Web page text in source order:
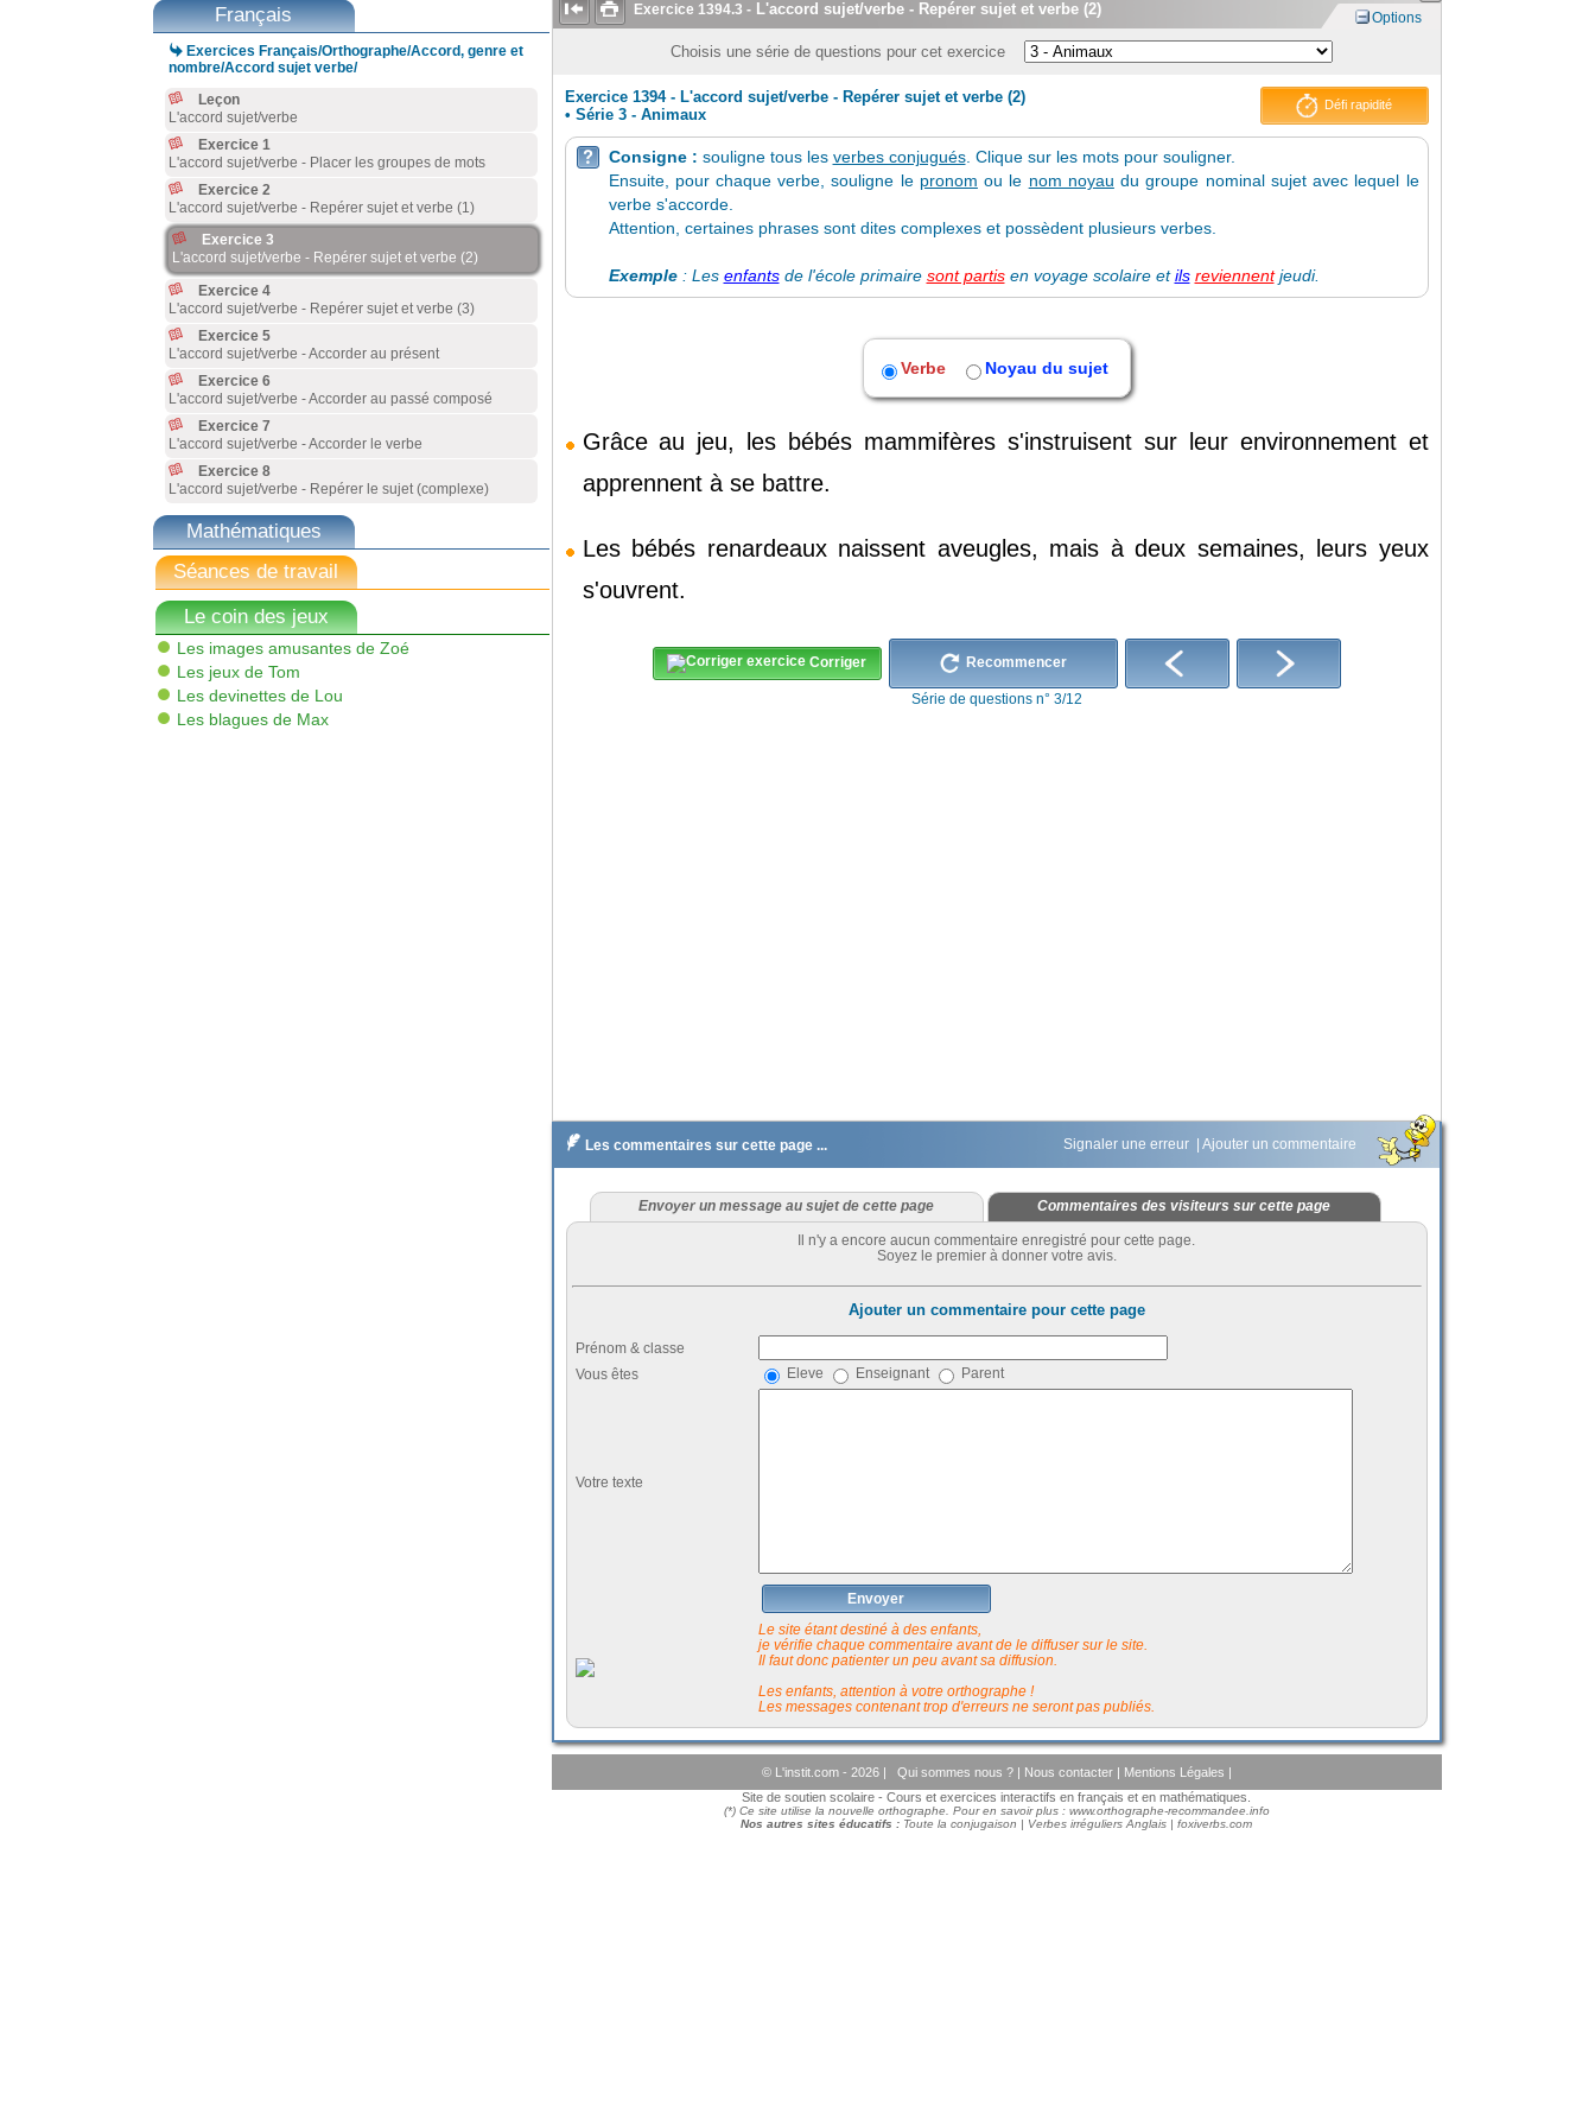
Français
 Exercices Français/Orthographe/Accord, genre et
nombre/Accord sujet verbe/
Leçon
L'accord sujet/verbe
Exercice 1
L'accord sujet/verbe - Placer les groupes de mots
Exercice 2
L'accord sujet/verbe - Repérer sujet et verbe (1)
Exercice 3
L'accord sujet/verbe - Repérer sujet et verbe (2)
Exercice 4
L'accord sujet/verbe - Repérer sujet et verbe (3)
Exercice 5
L'accord sujet/verbe - Accorder au présent
Exercice 6
L'accord sujet/verbe - Accorder au passé composé
Exercice 7
L'accord sujet/verbe - Accorder le verbe
Exercice 8
L'accord sujet/verbe - Repérer le sujet (complexe)
Mathématiques
Séances de travail
Le coin des jeux
Les images amusantes de Zoé
Les jeux de Tom
Les devinettes de Lou
Les blagues de Max
  Exercice 1394.3 - L'accord sujet/verbe - Repérer sujet et verbe (2) Options
Choisis une série de questions pour cet exercice
Défi rapidité
Exercice 1394 - L'accord sujet/verbe - Repérer sujet et verbe (2)
• Série 3 - Animaux
 Consigne : souligne tous les verbes conjugués. Clique sur les mots pour souligner.
Ensuite, pour chaque verbe, souligne le pronom ou le nom noyau du groupe nominal sujet avec lequel le
verbe s'accorde.
Attention, certaines phrases sont dites complexes et possèdent plusieurs verbes.
Exemple: Les enfantsde l'école primaire sont partisen voyage scolaire etils reviennentjeudi.
Verbe Noyau du sujet
Grâce au jeu, les bébés mammifères s'instruisent sur leur environnement et
apprennent à se battre.
Les bébés renardeaux naissent aveugles, mais à deux semaines, leurs yeux
s'ouvrent.
Corriger Recommencer
Série de questions n° 3/12
 Les commentaires sur cette page ... Signaler une erreur Ajouter un commentaire
Envoyer un message au sujet de cette page Commentaires des visiteurs sur cette page
Il n'y a encore aucun commentaire enregistré pour cette page.
Soyez le premier à donner votre avis.
Ajouter un commentaire pour cette page
Prénom & classe
Vous êtes
Eleve Enseignant Parent
Votre texte
Envoyer
Le site étant destiné à des enfants,
je vérifie chaque commentaire avant de le diffuser sur le site.
Il faut donc patienter un peu avant sa diffusion.
Les enfants, attention à votre orthographe !
Les messages contenant trop d'erreurs ne seront pas publiés.
© L'instit.com - 2026 | Qui sommes nous ? | Nous contacter | Mentions Légales |
Site de soutien scolaire - Cours et exercices interactifs en français et en mathématiques.
(*) Ce site utilise la nouvelle orthographe. Pour en savoir plus : www.orthographe-recommandee.info
Nos autres sites éducatifs : Toute la conjugaison | Verbes irréguliers Anglais | foxiverbs.com